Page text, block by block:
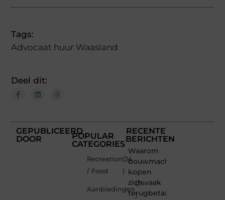
Tags:
Advocaat huur Waasland
Deel dit:
GEPUBLICEERD
DOOR
POPULAR
CATEGORIES
Recreation
/ Food
(24
)
Aanbiedingen
(24
)
RECENTE
BERICHTEN
Waarom
bouwmachines
kopen
zich vaak
terugbetaalt